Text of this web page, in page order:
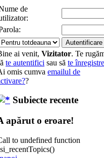
de
ai venit, Vizitator. Te
te autentifici sau să te
omis cumva emailul de
?
Subiecte recente
apărut o eroare!
to undefined function